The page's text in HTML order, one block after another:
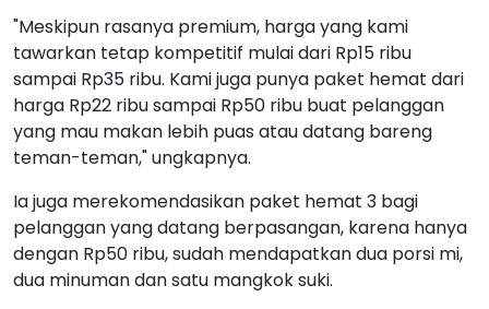
"Meskipun rasanya premium, harga yang kami
tawarkan tetap kompetitif mulai dari Rp15 ribu
sampai Rp35 ribu. Kami juga punya paket hemat dari
harga Rp22 ribu sampai Rp50 ribu buat pelanggan
yang mau makan lebih puas atau datang bareng
teman-teman," ungkapnya.
Ia juga merekomendasikan paket hemat 3 bagi
pelanggan yang datang berpasangan, karena hanya
dengan Rp50 ribu, sudah mendapatkan dua porsi mi,
dua minuman dan satu mangkok suki.